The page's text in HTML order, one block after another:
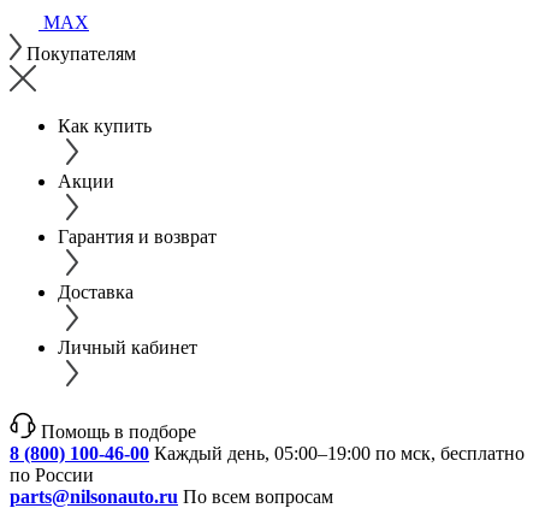
MAX
Покупателям
Как купить
Акции
Гарантия и возврат
Доставка
Личный кабинет
Помощь в подборе
8 (800) 100-46-00 Каждый день, 05:00–19:00 по мск, бесплатно
по России
parts@nilsonauto.ru По всем вопросам